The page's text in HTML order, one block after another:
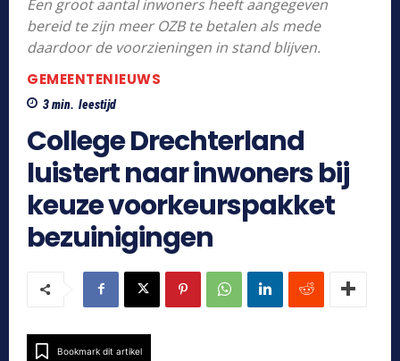
Een groot aantal inwoners heeft aangegeven
bereid te zijn meer OZB te betalen als mede
daardoor de voorzieningen in stand blijven.
GEMEENTENIEUWS
3min. leestijd
College Drechterland
luistert naar inwoners bij
keuze voorkeurspakket
bezuinigingen
Bookmark dit artikel